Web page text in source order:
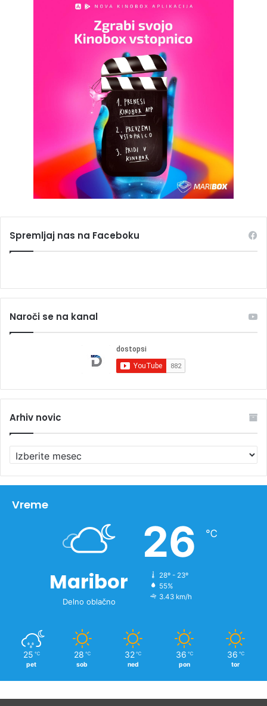
Spremljaj nas na Faceboku
Naroči se na kanal
Arhiv novic
r
h
vVreme
Maribor
Delno oblačno
26 ℃
28º - 23º
55%
3.43 km/h
25 ℃
pet
28 ℃
sob
32 ℃
ned
36 ℃
pon
36 ℃
tor